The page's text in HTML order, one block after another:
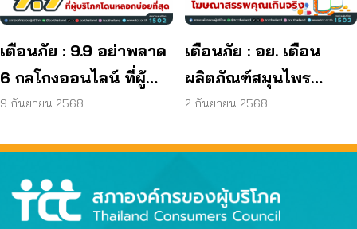
เตือนภัย : 9.9 อย่าพลาด
6 กลโกงออนไลน์ ที่ผู้
บริโภคโดนหลอกบ่อย
9 กันยายน 2568
เตือนภัย : อย. เตือน
ผลิตภัณฑ์สมุนไพร
JAPO CARE โฆษณา
2 กันยายน 2568